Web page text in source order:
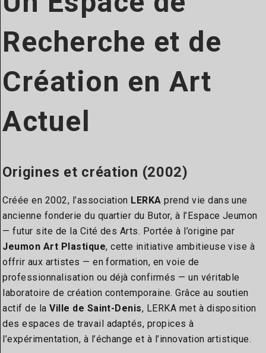
Recherche et de
Création en Art
Actuel
Origines et création (2002)
Créée en 2002, l’association LERKA prend vie dans une
ancienne fonderie du quartier du Butor, à l’Espace Jeumon
— futur site de la Cité des Arts. Portée à l’origine par
Jeumon Art Plastique, cette initiative ambitieuse vise à
offrir aux artistes — en formation, en voie de
professionnalisation ou déjà confirmés — un véritable
laboratoire de création contemporaine. Grâce au soutien
actif de laVille de Saint-Denis, LERKA met à disposition
des espaces de travail adaptés, propices à
l’expérimentation, à l’échange et à l’innovation artistique.